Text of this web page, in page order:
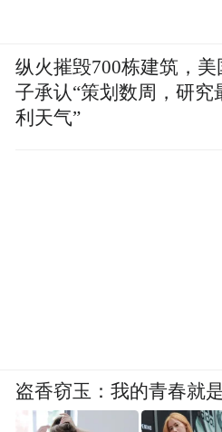
纵火摧毁700栋建筑，美
子承认“策划数周，研究
利天气”
盗香窃玉：我的青春就